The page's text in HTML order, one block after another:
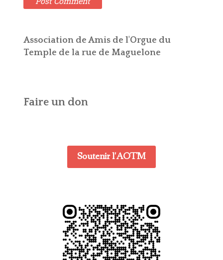
Association de Amis de l'Orgue du
Temple de la rue de Maguelone
Faire un don
Soutenir l'AOTM